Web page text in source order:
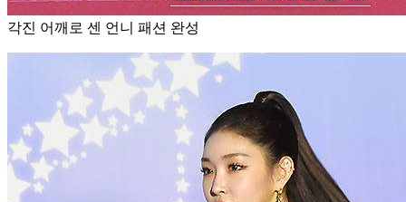
각진 어깨로 센 언니 패션 완성